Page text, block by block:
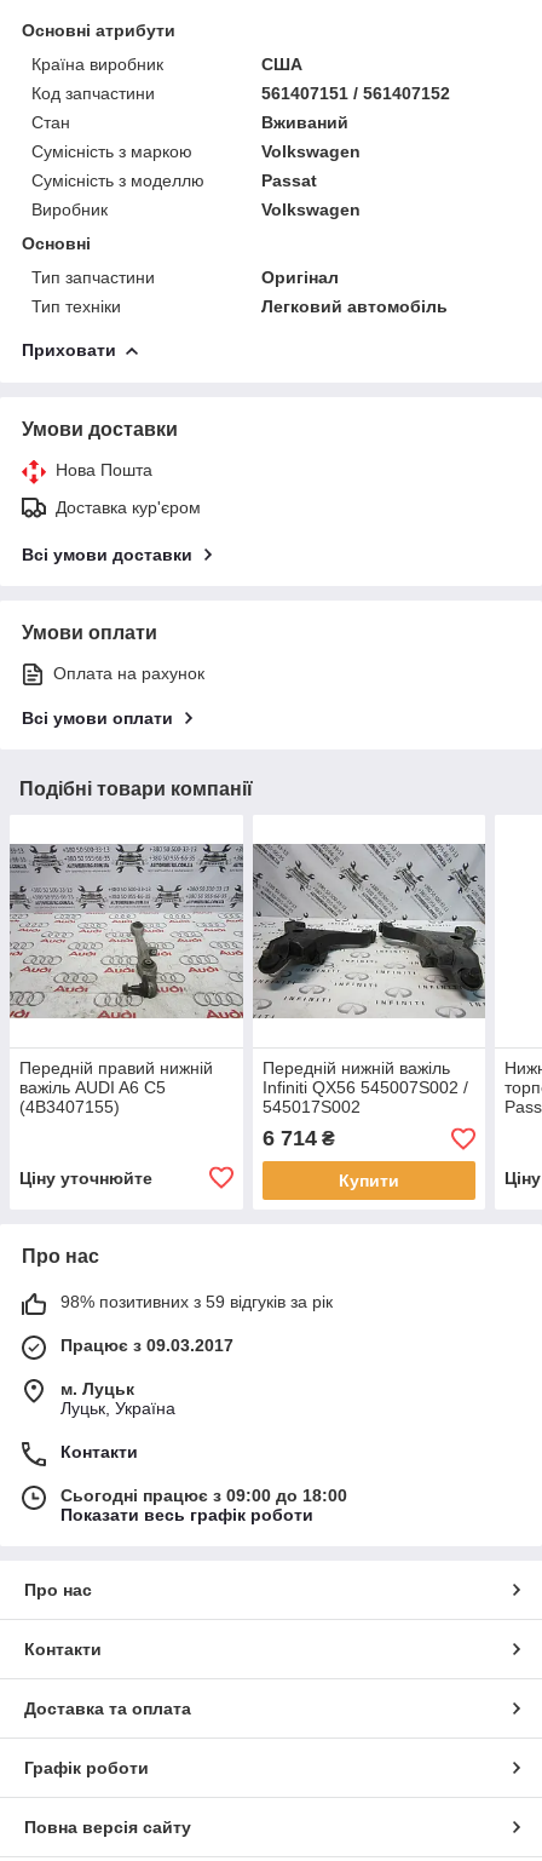
Основні атрибути
Країна виробник
США
Код запчастини
561407151 / 561407152
Стан
Вживаний
Сумісність з маркою
Volkswagen
Сумісність з моделлю
Passat
Виробник
Volkswagen
Основні
Тип запчастини
Оригінал
Тип техніки
Легковий автомобіль
Приховати
Умови доставки
Нова Пошта
Доставка кур'єром
Всі умови доставки
Умови оплати
Оплата на рахунок
Всі умови оплати
Подібні товари компанії
Передній правий нижній
важіль AUDI A6 C5
(4B3407155)
Ціну уточнюйте
Передній нижній важіль
Infiniti QX56 545007S002 /
545017S002
6 714₴
Купити
Про нас
98% позитивних з 59 відгуків за рік
Працює з 09.03.2017
м. Луцьк
Луцьк, Україна
Контакти
Сьогодні працює з 09:00 до 18:00
Показати весь графік роботи
Про нас
Контакти
Доставка та оплата
Графік роботи
Повна версія сайту